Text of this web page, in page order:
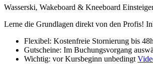
Wasserski, Wakeboard & Kneeboard
Lerne die Grundlagen direkt von den Profis!
Flexibel: Kostenfreie Stornierung bis
Gutscheine: Im Buchungsvorgang
Wichtig: vor Kursbeginn unbedingt